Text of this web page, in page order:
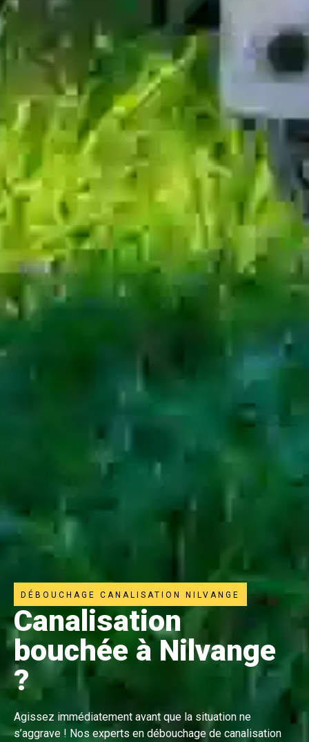
DÉBOUCHAGE CANALISATION NILVANGE
Canalisation
bouchée à Nilvange
?
Agissez immédiatement avant que la situation ne
s’aggrave ! Nos experts en débouchage de canalisation